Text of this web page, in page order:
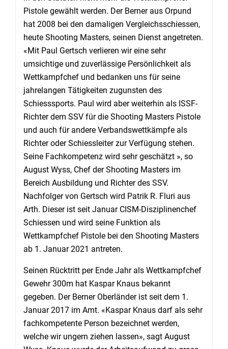
Pistole gewählt werden. Der Berner aus Orpund
hat 2008 bei den damaligen Vergleichsschiessen,
heute Shooting Masters, seinen Dienst angetreten.
«Mit Paul Gertsch verlieren wir eine sehr
umsichtige und zuverlässige Persönlichkeit als
Wettkampfchef und bedanken uns für seine
jahrelangen Tätigkeiten zugunsten des
Schiesssports. Paul wird aber weiterhin als ISSF-
Richter dem SSV für die Shooting Masters Pistole
und auch für andere Verbandswettkämpfe als
Richter oder Schiessleiter zur Verfügung stehen.
Seine Fachkompetenz wird sehr geschätzt », so
August Wyss, Chef der Shooting Masters im
Bereich Ausbildung und Richter des SSV.
Nachfolger von Gertsch wird Patrik R. Fluri aus
Arth. Dieser ist seit Januar CISM-Disziplinenchef
Schiessen und wird seine Funktion als
Wettkampfchef Pistole bei den Shooting Masters
ab 1. Januar 2021 antreten.
Seinen Rücktritt per Ende Jahr als Wettkampfchef
Gewehr 300m hat Kaspar Knaus bekannt
gegeben. Der Berner Oberländer ist seit dem 1.
Januar 2017 im Amt. «Kaspar Knaus darf als sehr
fachkompetente Person bezeichnet werden,
welche wir ungern ziehen lassen», sagt August